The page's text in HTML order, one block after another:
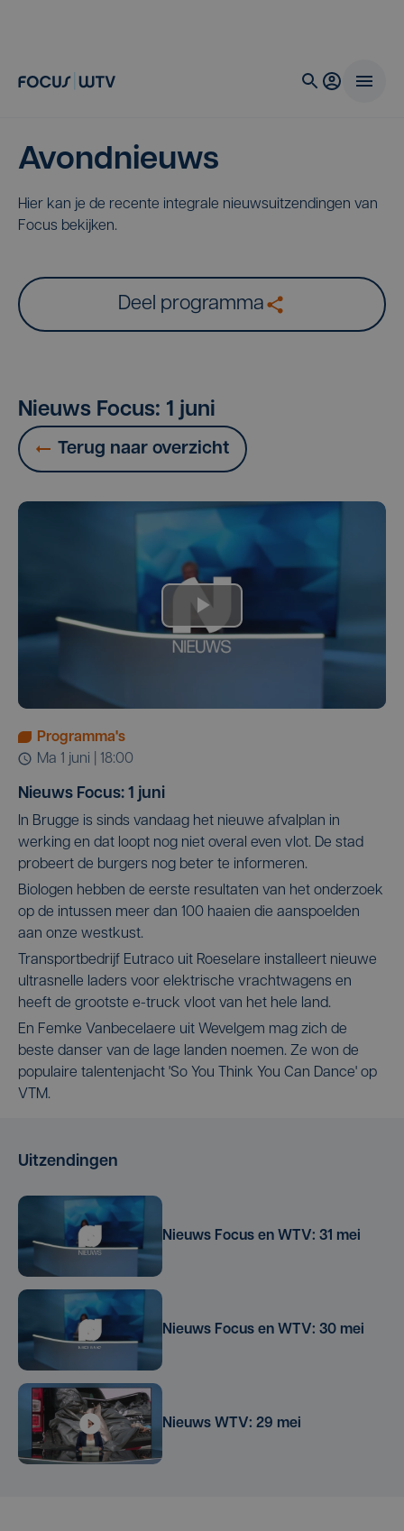
Avondnieuws
Hier kan je de recente integrale nieuwsuitzendingen van
Focus bekijken.
Deel programma
Nieuws Focus: 1 juni
Terug naar overzicht
Programma's
ma 1 juni | 18:00
Nieuws Focus: 1 juni
In Brugge is sinds vandaag het nieuwe afvalplan in
werking en dat loopt nog niet overal even vlot. De stad
probeert de burgers nog beter te informeren.
Biologen hebben de eerste resultaten van het onderzoek
op de intussen meer dan 100 haaien die aanspoelden
aan onze westkust.
Transportbedrijf Eutraco uit Roeselare installeert nieuwe
ultrasnelle laders voor elektrische vrachtwagens en
heeft de grootste e-truck vloot van het hele land.
En Femke Vanbecelaere uit Wevelgem mag zich de
beste danser van de lage landen noemen. Ze won de
populaire talentenjacht 'So You Think You Can Dance' op
VTM.
Uitzendingen
Nieuws Focus en WTV: 31 mei
Nieuws Focus en WTV: 30 mei
Nieuws WTV: 29 mei